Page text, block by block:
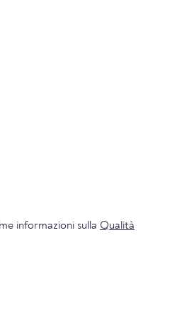
informazioni sulla Qualità